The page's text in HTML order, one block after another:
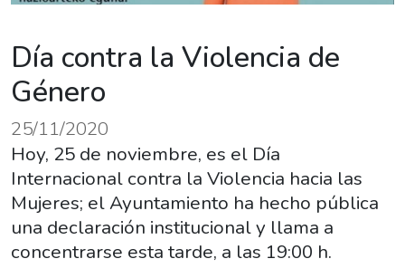
Día contra la Violencia de
Género
25/11/2020
Hoy, 25 de noviembre, es el Día
Internacional contra la Violencia hacia las
Mujeres; el Ayuntamiento ha hecho pública
una declaración institucional y llama a
concentrarse esta tarde, a las 19:00 h.